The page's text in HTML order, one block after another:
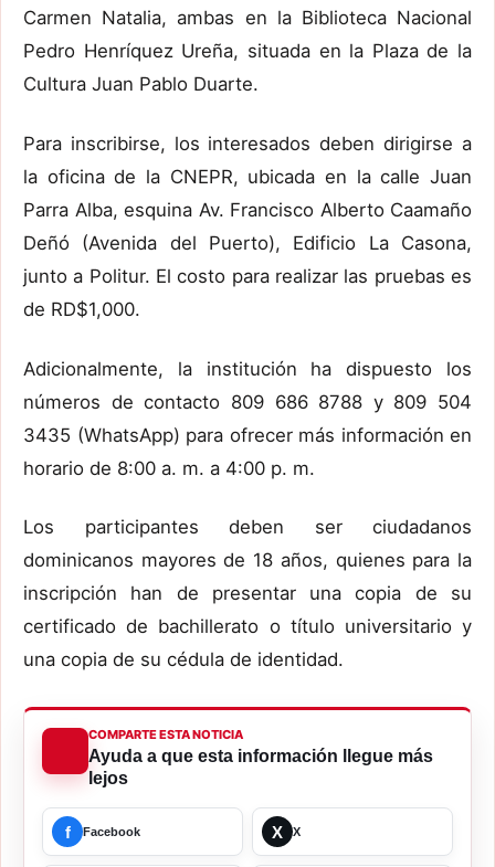
Carmen Natalia, ambas en la Biblioteca Nacional
Pedro Henríquez Ureña, situada en la Plaza de la
Cultura Juan Pablo Duarte.
Para inscribirse, los interesados deben dirigirse a
la oficina de la CNEPR, ubicada en la calle Juan
Parra Alba, esquina Av. Francisco Alberto Caamaño
Deñó (Avenida del Puerto), Edificio La Casona,
junto a Politur. El costo para realizar las pruebas es
de RD$1,000.
Adicionalmente, la institución ha dispuesto los
números de contacto 809 686 8788 y 809 504
3435 (WhatsApp) para ofrecer más información en
horario de 8:00 a. m. a 4:00 p. m.
Los participantes deben ser ciudadanos
dominicanos mayores de 18 años, quienes para la
inscripción han de presentar una copia de su
certificado de bachillerato o título universitario y
una copia de su cédula de identidad.
COMPARTE ESTA NOTICIA
Ayuda a que esta información llegue más
lejos
f Facebook X X